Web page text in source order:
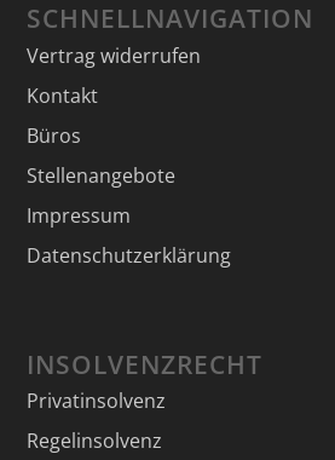
SCHNELLNAVIGATION
Vertrag widerrufen
Kontakt
Büros
Stellenangebote
Impressum
Datenschutzerklärung
INSOLVENZRECHT
Privatinsolvenz
Regelinsolvenz